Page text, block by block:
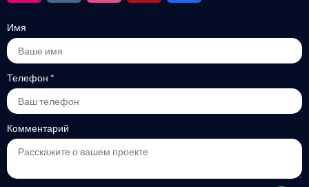
Имя
Телефон *
Комментарий